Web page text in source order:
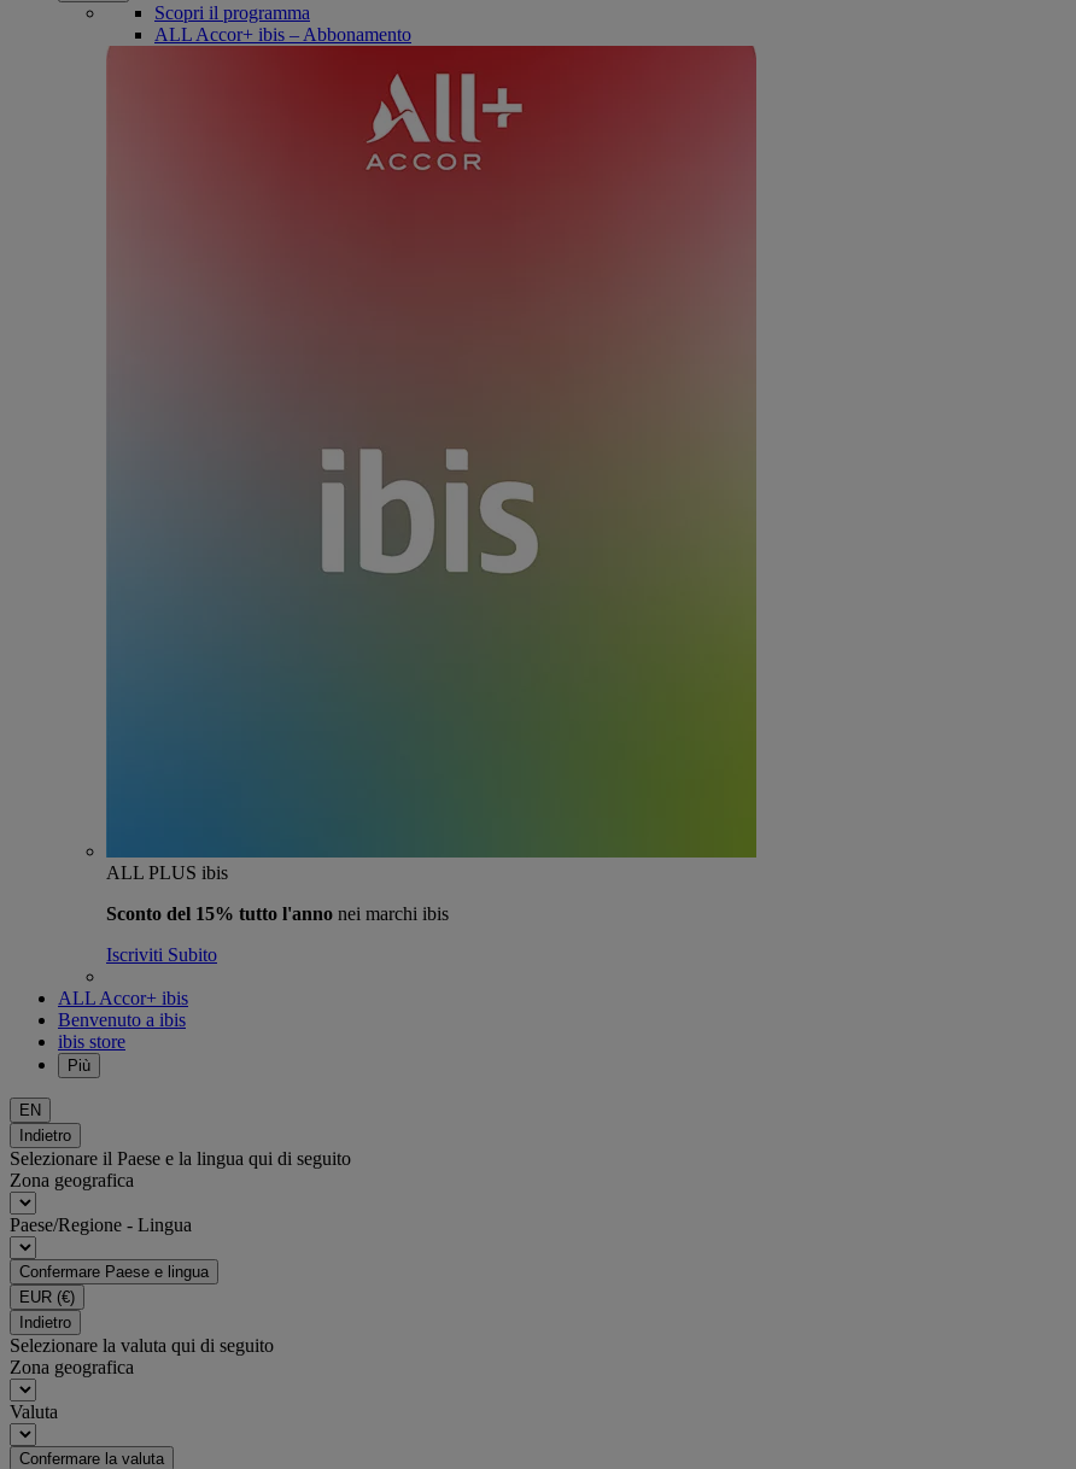
Scopri il programma
ALL Accor+ ibis – Abbonamento
ALL PLUS ibis
Sconto del 15% tutto l'anno nei marchi ibis
Iscriviti Subito
ALL Accor+ ibis
Benvenuto a ibis
ibis store
Più
EN
Indietro
Selezionare il Paese e la lingua qui di seguito
Zona geografica
Paese/Regione - Lingua
Confermare Paese e lingua
EUR (€)
Indietro
Selezionare la valuta qui di seguito
Zona geografica
Valuta
Confermare la valuta